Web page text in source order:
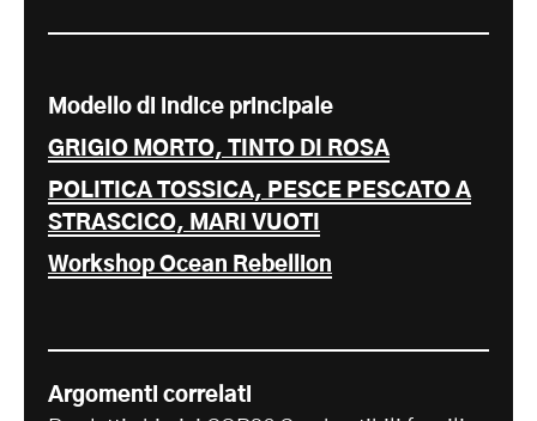
Modello di indice principale
GRIGIO MORTO, TINTO DI ROSA
POLITICA TOSSICA, PESCE PESCATO A
STRASCICO, MARI VUOTI
Workshop Ocean Rebellion
Argomenti correlati